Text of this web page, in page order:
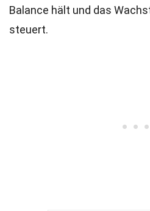
Balance hält und das
steuert.